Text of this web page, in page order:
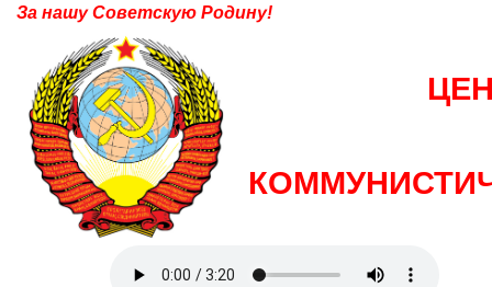
За нашу Советскую Родину!